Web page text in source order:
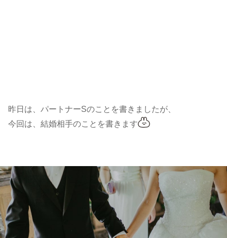
昨日は、パートナーSのことを書きましたが、
今回は、結婚相手のことを書きます